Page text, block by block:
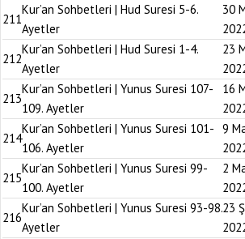
211
Kur’an Sohbetleri | Hud Suresi 5-6.
Ayetler
30
212
Kur’an Sohbetleri | Hud Suresi 1-4.
Ayetler
23
213
Kur’an Sohbetleri | Yunus Suresi 107-
109. Ayetler
16
214
Kur’an Sohbetleri | Yunus Suresi 101-
106. Ayetler
9
215
Kur’an Sohbetleri | Yunus Suresi 99-
100. Ayetler
2
216
Kur’an Sohbetleri | Yunus Suresi 93-98.
Ayetler
23